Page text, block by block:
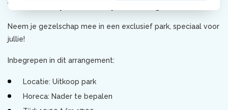
Vanaf 2000 personen, op aanvraag
Neem je gezelschap mee in een exclusief park, speciaal voor
jullie!
Inbegrepen in dit arrangement:
Locatie: Uitkoop park
Horeca: Nader te bepalen